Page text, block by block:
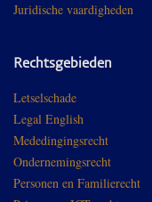
Juridische vaardigheden
Rechtsgebieden
Letselschade
Legal English
Mededingingsrecht
Ondernemingsrecht
Personen en Familierecht